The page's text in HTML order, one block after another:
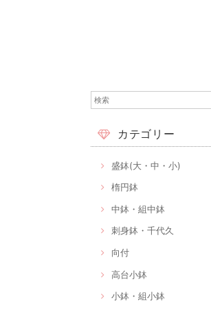
カテゴリー
盛鉢(大・中・小)
楕円鉢
中鉢・組中鉢
刺身鉢・千代久
向付
高台小鉢
小鉢・組小鉢